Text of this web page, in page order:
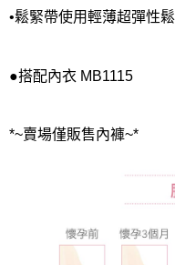
•鬆緊帶使用輕薄超彈性
●搭配內衣 MB1115
*~賣場僅販售內褲~*